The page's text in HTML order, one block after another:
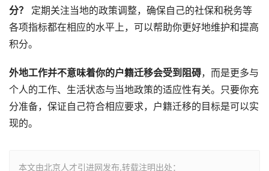
分？
定期关注当地的政策调整，确保自己的社保和税务等
各项指标都在相应的水平上，可以帮助你更好地维护和提高
积分。
外地工作并不意味着你的户籍迁移会受到阻碍，而是更多与
个人的工作、生活状态与当地政策的适应性有关。只要你充
分准备，保证自己符合相应要求，户籍迁移的目标是可以实
现的。
本文由北京人才引进网发布,转载注明出处：